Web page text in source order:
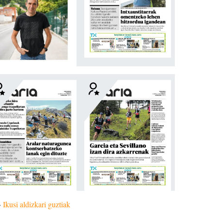
Ikusi aldizkari guztiak